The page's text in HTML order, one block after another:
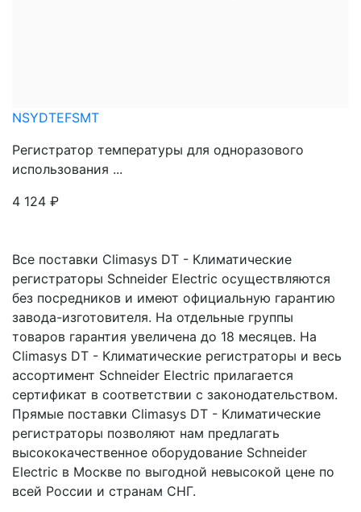
NSYDTEFSMT
Регистратор температуры для одноразового
использования ...
4 124 ₽
Все поставки Climasys DT - Климатические
регистраторы Schneider Electric осуществляются
без посредников и имеют официальную гарантию
завода-изготовителя. На отдельные группы
товаров гарантия увеличена до 18 месяцев. На
Climasys DT - Климатические регистраторы и весь
ассортимент Schneider Electric прилагается
сертификат в соответствии с законодательством.
Прямые поставки Climasys DT - Климатические
регистраторы позволяют нам предлагать
высококачественное оборудование Schneider
Electric в Москве по выгодной невысокой цене по
всей России и странам СНГ.